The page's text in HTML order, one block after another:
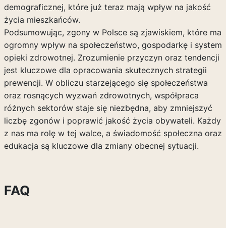
demograficznej, które już teraz mają wpływ na jakość
życia mieszkańców.
Podsumowując, zgony w Polsce są zjawiskiem, które ma
ogromny wpływ na społeczeństwo, gospodarkę i system
opieki zdrowotnej. Zrozumienie przyczyn oraz tendencji
jest kluczowe dla opracowania skutecznych strategii
prewencji. W obliczu starzejącego się społeczeństwa
oraz rosnących wyzwań zdrowotnych, współpraca
różnych sektorów staje się niezbędna, aby zmniejszyć
liczbę zgonów i poprawić jakość życia obywateli. Każdy
z nas ma rolę w tej walce, a świadomość społeczna oraz
edukacja są kluczowe dla zmiany obecnej sytuacji.
FAQ